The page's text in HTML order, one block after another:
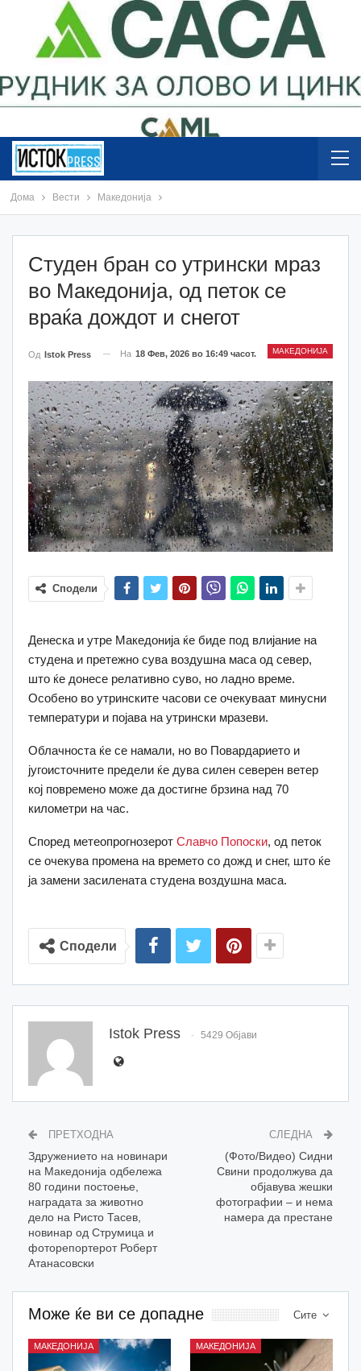
Дома Вести Македонија
Студен бран со утрински мраз
во Македонија, од петок се
враќа дождот и снегот
МАКЕДОНИЈА
Од Istok Press На 18 Фев, 2026 во 16:49 часот.
Сподели
Денеска и утре Македонија ќе биде под влијание на
студена и претежно сува воздушна маса од север,
што ќе донесе релативно суво, но ладно време.
Особено во утринските часови се очекуваат минусни
температури и појава на утрински мразеви.
Облачноста ќе се намали, но во Повардарието и
југоисточните предели ќе дува силен северен ветер
кој повремено може да достигне брзина над 70
километри на час.
Според метеопрогнозерот Славчо Попоски, од петок
се очекува промена на времето со дожд и снег, што ќе
ја замени засилената студена воздушна маса.
Сподели
Istok Press 5429 Објави
ПРЕТХОДНА
Здружението на новинари
на Македонија одбележа
80 години постоење,
наградата за животно
дело на Ристо Тасев,
новинар од Струмица и
фоторепортерот Роберт
Атанасовски
СЛЕДНА
(Фото/Видео) Сидни
Свини продолжува да
објавува жешки
фотографии – и нема
намера да престане
Сите
Може ќе ви се допадне
МАКЕДОНИЈА МАКЕДОНИЈА